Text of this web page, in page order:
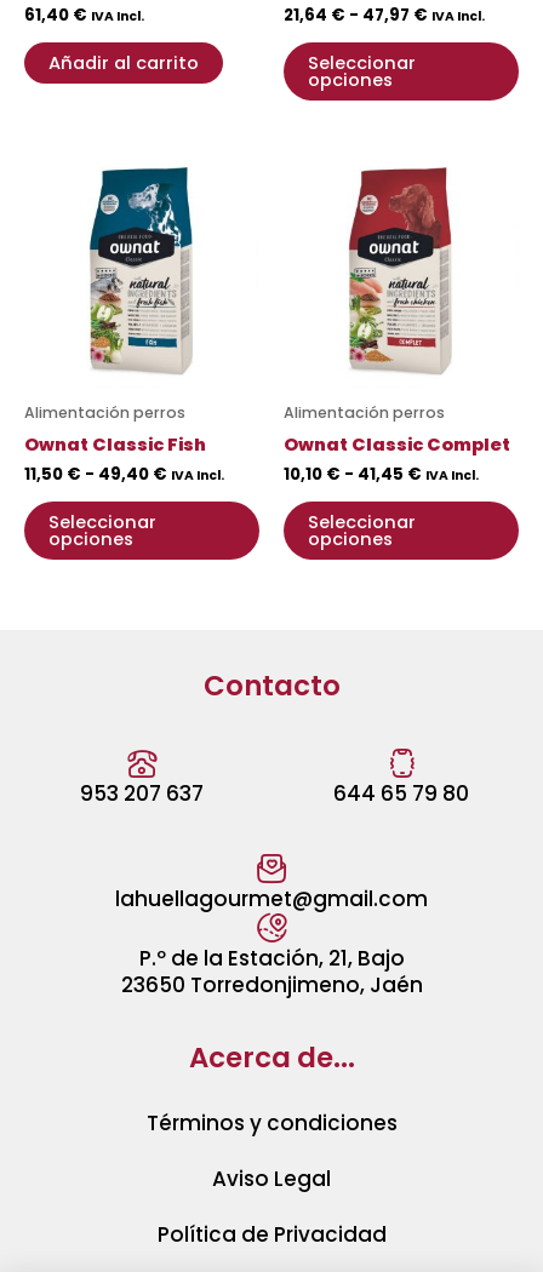
61,40 € IVA Incl.
Añadir al carrito
21,64 € - 47,97 € IVA Incl.
Seleccionar
opciones
de
Alimentación perros
Ownat Classic Fish
11,50 € - 49,40 €
Rango
de
precios:
desde
11,50 €
hasta
49,40 €
IVA Incl.
Seleccionar
opciones
página
de
Alimentación perros
Ownat Classic Complet
10,10 € - 41,45 €
Rango
de
precios:
desde
10,10 €
hasta
41,45 €
IVA Incl.
Seleccionar
opciones
de
Contacto
953 207 637 644 65 79 80
lahuellagourmet@gmail.com
P.º de la Estación, 21, Bajo
23650 Torredonjimeno, Jaén
Acerca de...
Términos y condiciones
Aviso Legal
Política de Privacidad